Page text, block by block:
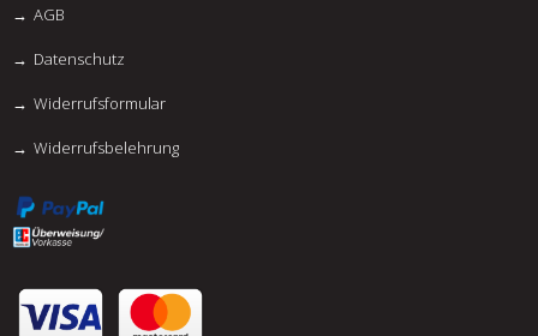
AGB
Datenschutz
Widerrufsformular
Widerrufsbelehrung